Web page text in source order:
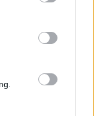
party tags to
in below Google
και οι
παραμείνουν
και